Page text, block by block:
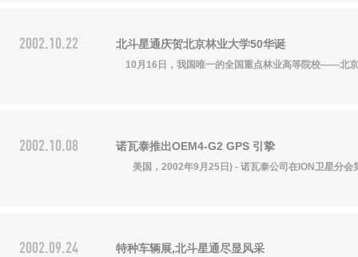
关注北斗星通
2002.10.22 北斗星通庆贺北京林业大学50华诞
10月16日，我国唯一的全国重点林业高等院校——北京
2002.10.08 诺瓦泰推出OEM4-G2 GPS 引挚
美国，2002年9月25日) - 诺瓦泰公司在ION卫星分会
2002.09.24 特种车辆展,北斗星通尽显风采